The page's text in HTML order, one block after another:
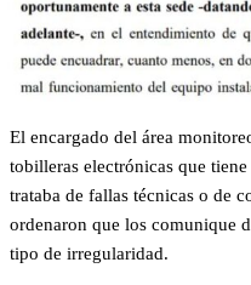
El encargado del área
tobilleras electrónicas que
trataba de fallas técnicas o de
ordenaron que los comunique
tipo de irregularidad.